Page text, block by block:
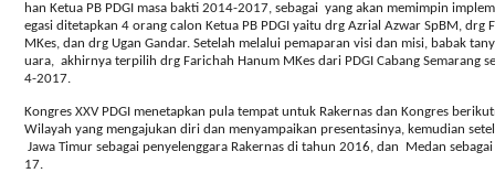
han Ketua PB PDGI masa bakti 2014-2017, sebagai yang akan memimpin
egasi ditetapkan 4 orang calon Ketua PB PDGI yaitu drg Azrial Azwar SpBM, drg
MKes, dan drg Ugan Gandar. Setelah melalui pemaparan visi dan misi, babak
uara, akhirnya terpilih drg Farichah Hanum MKes dari PDGI Cabang Semarang
4-2017.
Kongres XXV PDGI menetapkan pula tempat untuk Rakernas dan Kongres
Wilayah yang mengajukan diri dan menyampaikan presentasinya, kemudian
Jawa Timur sebagai penyelenggara Rakernas di tahun 2016, dan
Medan
17.